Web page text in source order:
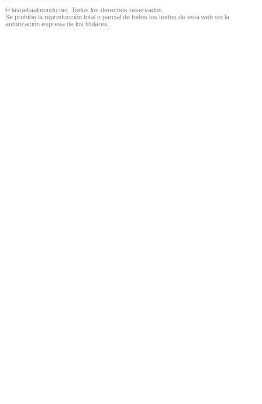
© lavueltaalmundo.net. Todos los derechos reservados.
Se prohíbe la reproducción total o parcial de todos los textos de esta web sin la
autorización expresa de los titulares.